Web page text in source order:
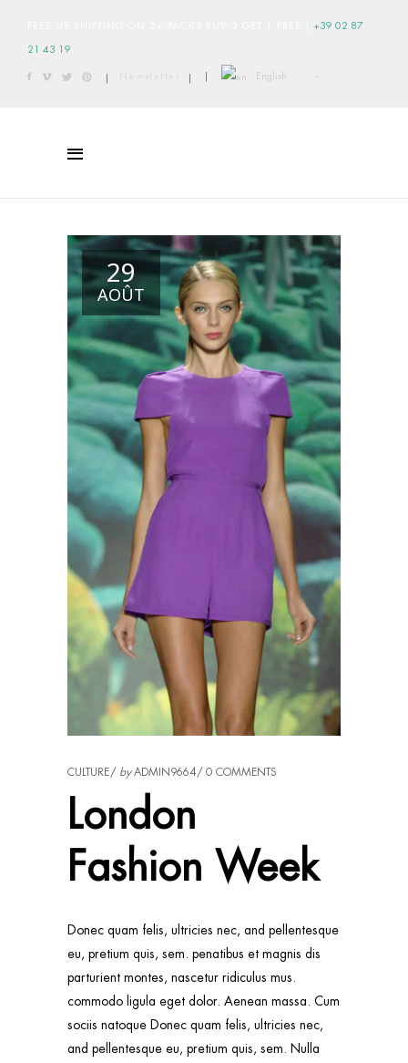
+39 02 87
21 43 19
| | | English
29
AOÛT
CULTURE byADMIN9664 0 COMMENTS
London
Fashion Week
Donec quam felis, ultricies nec, and pellentesque
eu, pretium quis, sem. penatibus et magnis dis
parturient montes, nascetur ridiculus mus.
commodo ligula eget dolor. Aenean massa. Cum
sociis natoque Donec quam felis, ultricies nec,
and pellentesque eu, pretium quis, sem. Nulla